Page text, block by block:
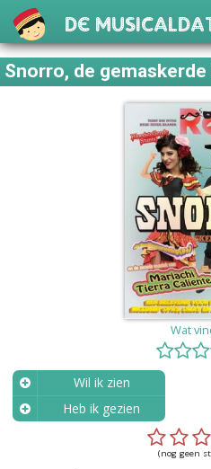
De
Snorro, de
Wat
Wil ik zien
Heb ik gezien
(nog geen